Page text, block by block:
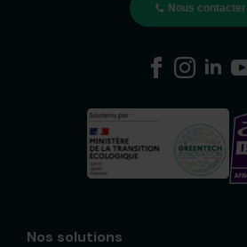
Nous contacter
Nos solutions